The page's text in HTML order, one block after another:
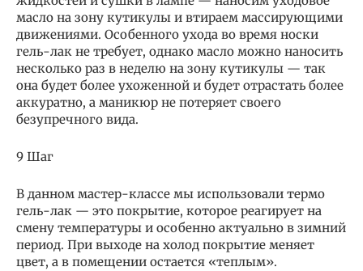
масло на зону кутикулы и втираем массирующими
движениями. Особенного ухода во время носки
гель-лак не требует, однако масло можно наносить
несколько раз в неделю на зону кутикулы — так
она будет более ухоженной и будет отрастать более
аккуратно, а маникюр не потеряет своего
безупречного вида.
9 Шаг
В данном мастер-классе мы использовали термо
гель-лак — это покрытие, которое реагирует на
смену температуры и особенно актуально в зимний
период. При выходе на холод покрытие меняет
цвет, а в помещении остается «теплым».